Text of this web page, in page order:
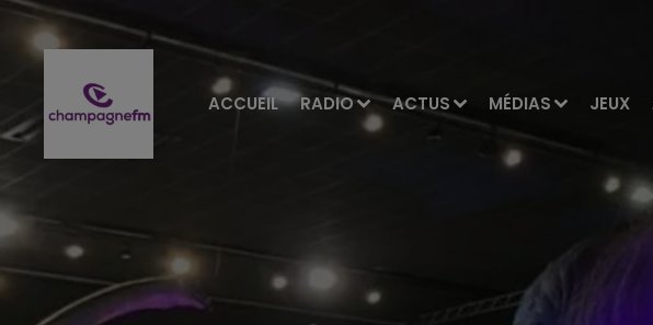
ACCUEIL RADIO ACTUS MÉDIAS JEUX